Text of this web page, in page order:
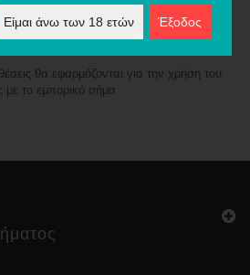
τηλεφωνική γραμμή
καταστήματος: 2841027316, (στο εξής
θα εφαρμόζονται για την χρήση του
με το εμπορικό σήμα
Είμαι άνω των 18 ετών Έξοδος